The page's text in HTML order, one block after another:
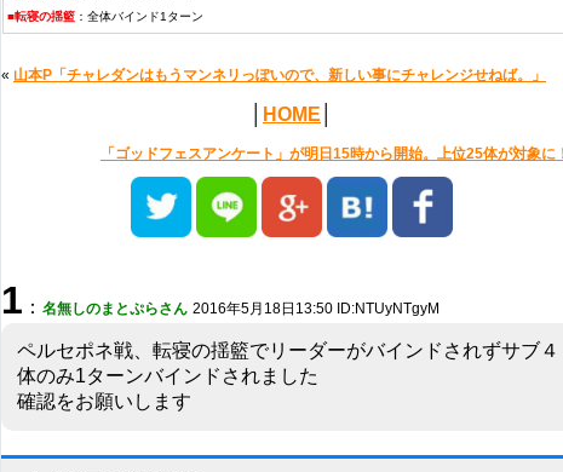
■転寝の揺籃 ：全体バインド1ターン
« 山本P「チャレダンはもうマンネリっぽいので、新しい事にチャレンジせねば。」
HOME
「ゴッドフェスアンケート」が明日15時から開始。上位25体が対象に
1 ： 名無しのまとぷらさん 2016年5月18日13:50 ID:NTUyNTgyM
ペルセポネ戦、転寝の揺籃でリーダーがバインドされずサブ４
体のみ1ターンバインドされました
確認をお願いします